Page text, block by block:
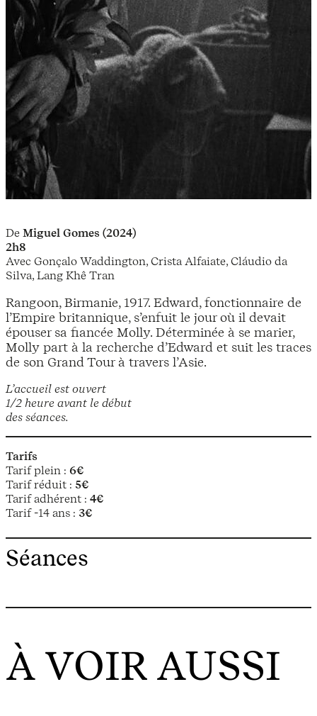
L’accueil est ouvert
1/2 heure avant le début
des séances.
Tarifs
Tarif plein : 6€
Tarif réduit : 5€
Tarif adhérent : 4€
Tarif -14 ans : 3€
De Miguel Gomes (2024)
2h8
Avec Gonçalo Waddington, Crista Alfaiate, Cláudio da
Silva, Lang Khê Tran
Rangoon, Birmanie, 1917. Edward, fonctionnaire de
l’Empire britannique, s’enfuit le jour où il devait
épouser sa fiancée Molly. Déterminée à se marier,
Molly part à la recherche d’Edward et suit les traces
de son Grand Tour à travers l’Asie.
Séances
À VOIR AUSSI